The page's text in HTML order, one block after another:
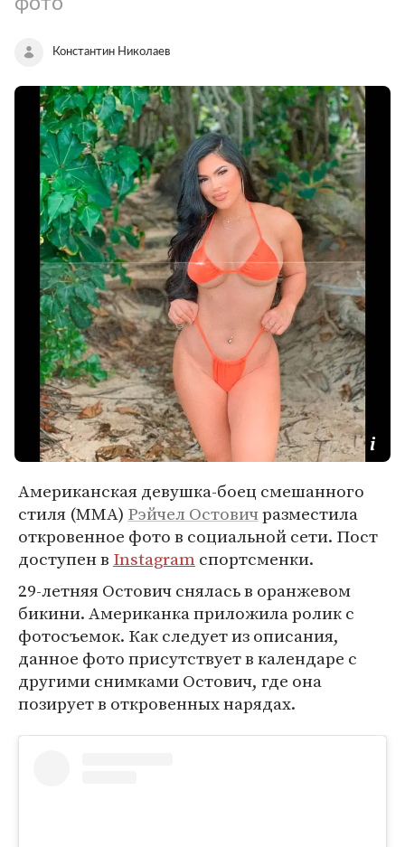
Константин Николаев
Американская девушка-боец смешанного
стиля (MMA) Рэйчел Остовичразместила
откровенное фото в социальной сети. Пост
доступен в Instagram спортсменки.
29-летняя Остович снялась в оранжевом
бикини. Американка приложила ролик с
фотосъемок. Как следует из описания,
данное фото присутствует в календаре с
другими снимками Остович, где она
позирует в откровенных нарядах.